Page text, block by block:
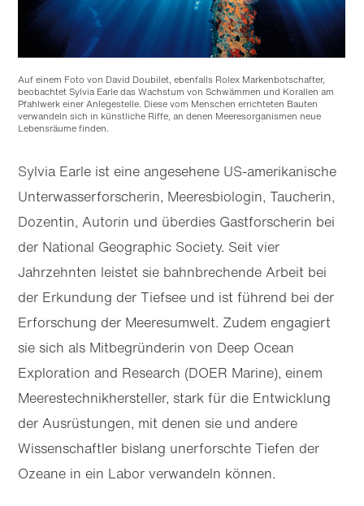
Auf einem Foto von David Doubilet, ebenfalls Rolex Markenbotschafter,
beobachtet Sylvia Earle das Wachstum von Schwämmen und Korallen am
Pfahlwerk einer Anlegestelle. Diese vom Menschen errichteten Bauten
verwandeln sich in künstliche Riffe, an denen Meeresorganismen neue
Lebensräume finden.
Sylvia Earle ist eine angesehene US-amerikanische
Unterwasserforscherin, Meeresbiologin, Taucherin,
Dozentin, Autorin und überdies Gastforscherin bei
der National Geographic Society. Seit vier
Jahrzehnten leistet sie bahnbrechende Arbeit bei
der Erkundung der Tiefsee und ist führend bei der
Erforschung der Meeresumwelt. Zudem engagiert
sie sich als Mitbegründerin von Deep Ocean
Exploration and Research (DOER Marine), einem
Meerestechnikhersteller, stark für die Entwicklung
der Ausrüstungen, mit denen sie und andere
Wissenschaftler bislang unerforschte Tiefen der
Ozeane in ein Labor verwandeln können.